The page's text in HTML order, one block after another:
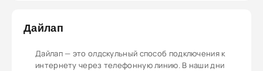
Дайлап
Дайлап — это олдскульный способ подключения к
интернету через телефонную линию. В наши дни